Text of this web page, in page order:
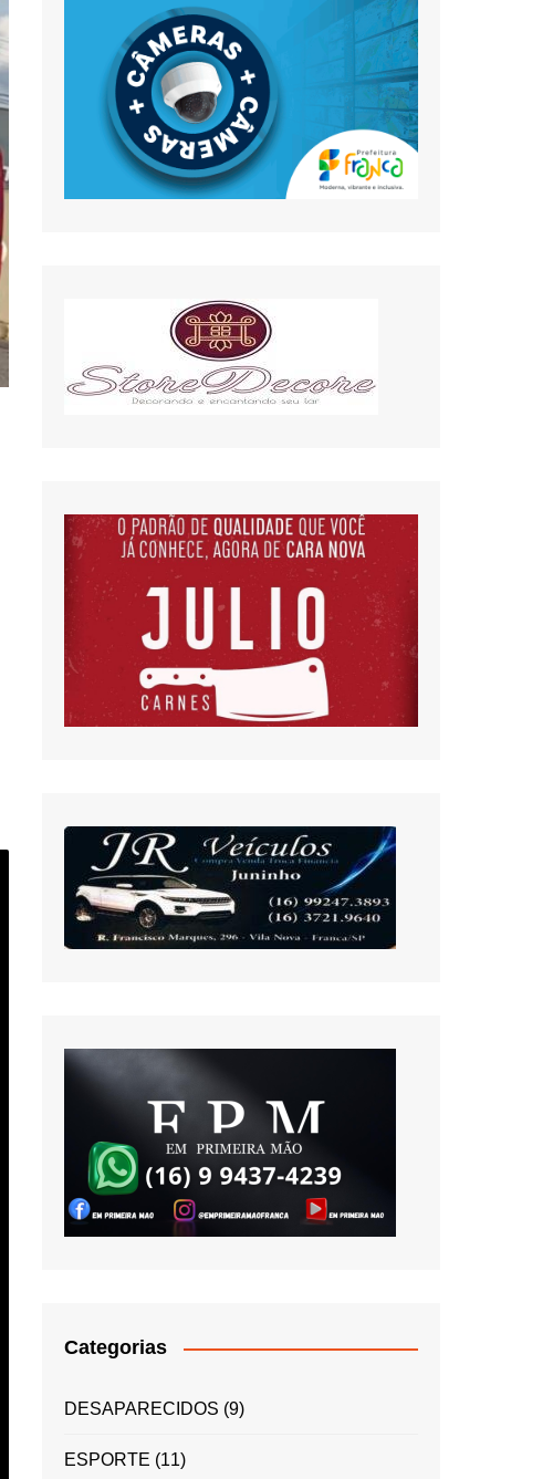
Categorias
DESAPARECIDOS (9)
ESPORTE (11)